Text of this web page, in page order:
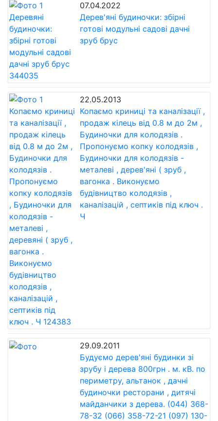
07.04.2022
Дерев'яні будиночки: збірні
готові модульні садові дачні
зруб брус
22.05.2013
Копаємо криниці та каналізації ,
продаж кілець від 0.8 м до 2м ,
Будиночки для колодязів .
Пропонуємо копку колодязів ,
Будиночки для колодязів -
металеві , дерев'яні ( зруб ,
вагонка . Виконуємо
будівництво колодязів ,
каналізацій , септиків під ключ .
Ч
29.09.2011
Будуємо дерев'яні будинки зі
зрубу і дерева 800грн . м. кВ. по
периметру, альтанок , дачні
будиночки ресторани , дитячі
майданчики з дерева. (044) 368-
78-32 (066) 358-72-21 (097) 130-